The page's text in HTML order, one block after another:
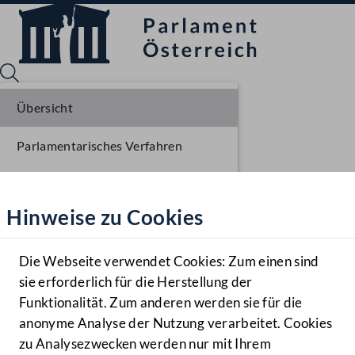
Hilfe
Benutzer
Navigationsmenü öffnen
MENÜ
Hinweise zu Cookies
Die Webseite verwendet Cookies: Zum einen sind
sie erforderlich für die Herstellung der
Funktionalität. Zum anderen werden sie für die
anonyme Analyse der Nutzung verarbeitet. Cookies
zu Analysezwecken werden nur mit Ihrem
Übersicht
Parlamentarisches Verfahren